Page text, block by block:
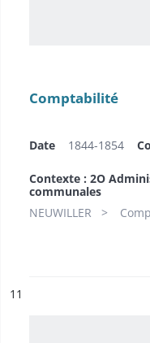
Comptabilité
Date 1844-1854
Contexte : 2O
communales
NEUWILLER
n°
11